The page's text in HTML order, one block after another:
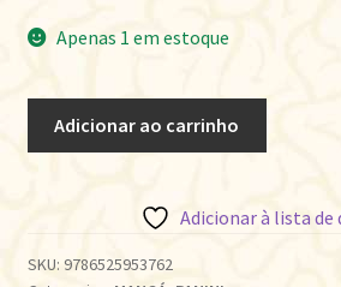
Apenas 1 em estoque
SUA
Adicionar ao carrinho
Adicionar à lista de
SKU: 9786525953762